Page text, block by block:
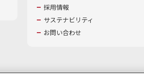
採用情報
サステナビリティ
お問い合わせ